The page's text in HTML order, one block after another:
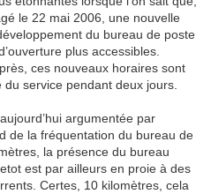
le 22 mai 2006, une nouvelle
du bureau de poste
plus accessibles.
ces nouveaux horaires sont
service pendant deux jours.
argumentée par
de la fréquentation du bureau de
la présence du bureau
est par ailleurs en proie à des
Certes, 10 kilomètres, cela